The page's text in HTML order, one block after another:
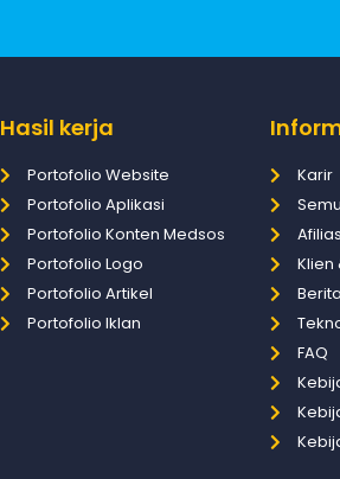
Hasil kerja
Portofolio Website
Portofolio Aplikasi
Portofolio Konten Medsos
Portofolio Logo
Portofolio Artikel
Portofolio Iklan
Karir
Klien
Berita
FAQ